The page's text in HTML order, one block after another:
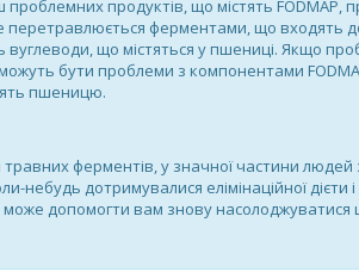
продуктів, що містять FODMAP,
перетравлюється ферментами, що входять
що містяться у пшениці. Якщо
бути проблеми з компонентами
пшеницю.
ферментів, у значної частини людей
дотримувалися елімінаційної дієти
допомогти вам знову насолоджуватися